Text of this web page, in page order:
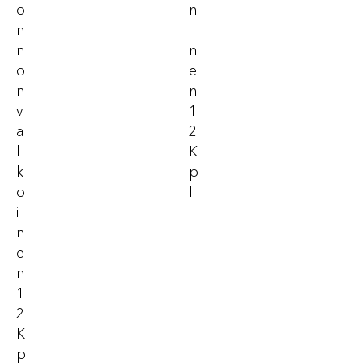
O
N
N
O
N
V
A
K
O
I
N
E
N
1
2
K
P
N
I
N
E
N
1
2
K
P